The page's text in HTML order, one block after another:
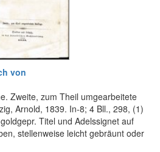
von
Zweite, zum Theil umgearbeitete
Arnold, 1839. In-8; 4 Bll., 298, (1)
Titel und Adelssignet auf
stellenweise leicht gebräunt oder